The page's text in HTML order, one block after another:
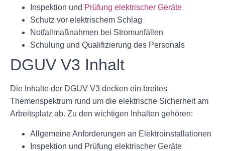
Inspektion und Prüfung elektrischer Geräte
Schutz vor elektrischem Schlag
Notfallmaßnahmen bei Stromunfällen
Schulung und Qualifizierung des Personals
DGUV V3 Inhalt
Die Inhalte der DGUV V3 decken ein breites
Themenspektrum rund um die elektrische Sicherheit am
Arbeitsplatz ab. Zu den wichtigen Inhalten gehören:
Allgemeine Anforderungen an Elektroinstallationen
Inspektion und Prüfung elektrischer Geräte